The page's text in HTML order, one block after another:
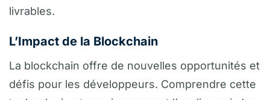
livrables.
L’Impact de la Blockchain
La blockchain offre de nouvelles opportunités et
défis pour les développeurs. Comprendre cette